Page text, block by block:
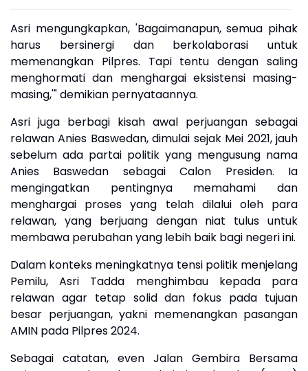
Asri mengungkapkan, 'Bagaimanapun, semua pihak
harus bersinergi dan berkolaborasi untuk
memenangkan Pilpres. Tapi tentu dengan saling
menghormati dan menghargai eksistensi masing-
masing,'" demikian pernyataannya.
Asri juga berbagi kisah awal perjuangan sebagai
relawan Anies Baswedan, dimulai sejak Mei 2021, jauh
sebelum ada partai politik yang mengusung nama
Anies Baswedan sebagai Calon Presiden. Ia
mengingatkan pentingnya memahami dan
menghargai proses yang telah dilalui oleh para
relawan, yang berjuang dengan niat tulus untuk
membawa perubahan yang lebih baik bagi negeri ini.
Dalam konteks meningkatnya tensi politik menjelang
Pemilu, Asri Tadda menghimbau kepada para
relawan agar tetap solid dan fokus pada tujuan
besar perjuangan, yakni memenangkan pasangan
AMIN pada Pilpres 2024.
Sebagai catatan, even Jalan Gembira Bersama